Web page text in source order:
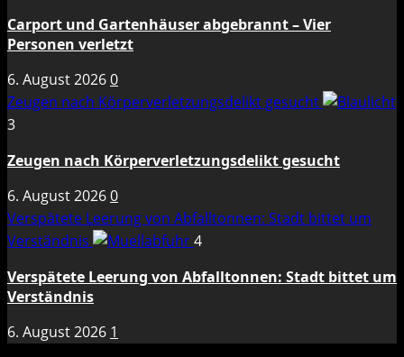
Carport und Gartenhäuser abgebrannt – Vier
Personen verletzt
6. August 20260
Zeugen nach Körperverletzungsdelikt gesucht
3
Zeugen nach Körperverletzungsdelikt gesucht
6. August 20260
Verspätete Leerung von Abfalltonnen: Stadt bittet um
Verständnis
4
Verspätete Leerung von Abfalltonnen: Stadt bittet um
Verständnis
6. August 2026 1